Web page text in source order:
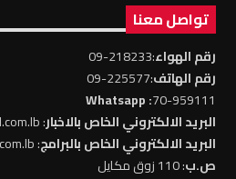
تواصل معنا
رقم الهواء:218233-09
رقم الهاتف:225577-09
70-959111
: Whatsapp
البريد الالكتروني الخاص بالاخبار: news@rll.com.lb
البريد الالكتروني الخاص بالبرامج: info@rll.com.lb
ص.ب: 110 زوق مكايل